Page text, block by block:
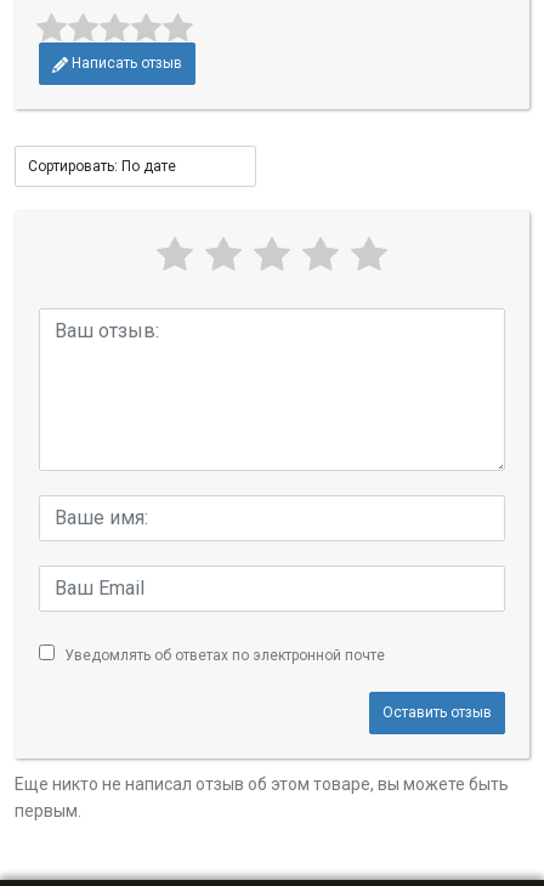
Написать отзыв
Уведомлять об ответах по электронной почте
Оставить отзыв
Еще никто не написал отзыв об этом товаре, вы можете быть
первым.